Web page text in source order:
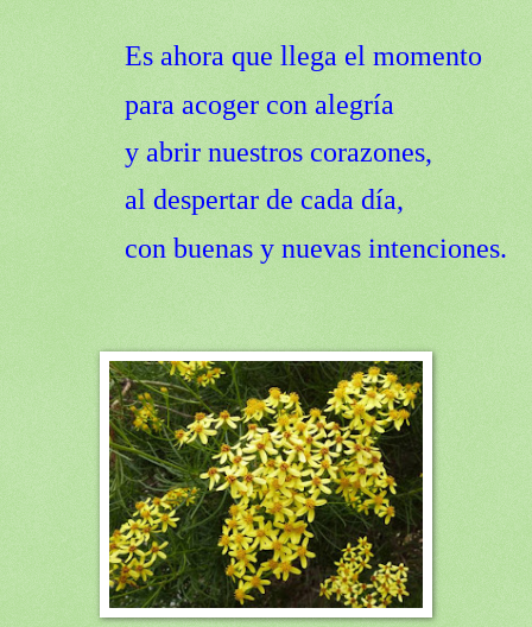
Es ahora que llega el momento
para acoger con alegría
y abrir nuestros corazones,
al despertar de cada día,
con buenas y nuevas intenciones.